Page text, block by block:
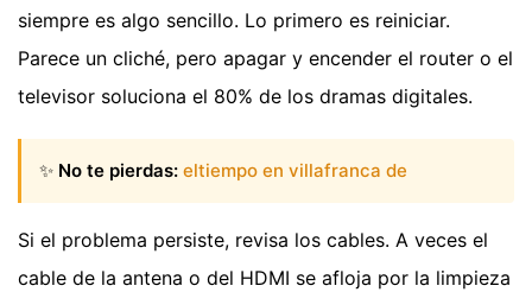
siempre es algo sencillo. Lo primero es reiniciar.
Parece un cliché, pero apagar y encender el router o el
televisor soluciona el 80% de los dramas digitales.
✨ No te pierdas: eltiempo en villafranca de
Si el problema persiste, revisa los cables. A veces el
cable de la antena o del HDMI se afloja por la limpieza